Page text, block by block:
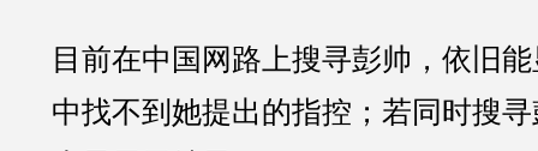
目前在中国网路上搜寻彭帅，依旧
中找不到她提出的指控；若同时搜